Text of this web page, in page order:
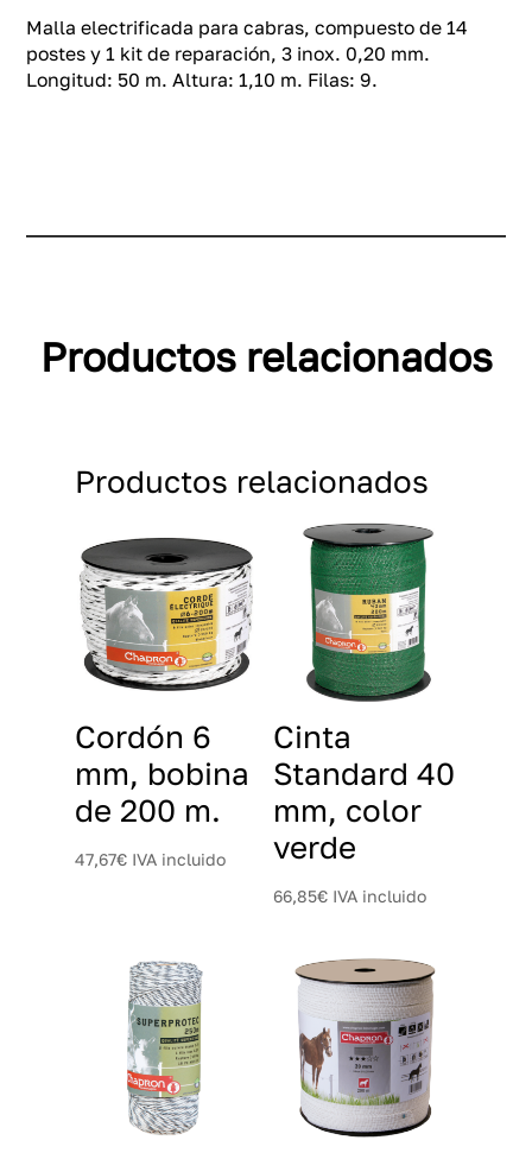
Malla electrificada para cabras, compuesto de 14
postes y 1 kit de reparación, 3 inox. 0,20 mm.
Longitud: 50 m. Altura: 1,10 m. Filas: 9.
Productos relacionados
Productos relacionados
Cordón 6
mm, bobina
de 200 m.
47,67€ IVA incluido
Cinta
Standard 40
mm, color
verde
66,85€ IVA incluido